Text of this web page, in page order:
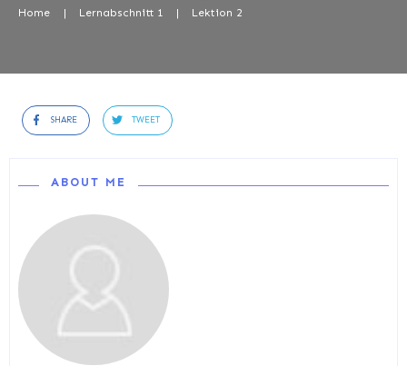
Home | Lernabschnitt 1 | Lektion 2
SHARE TWEET
ABOUT ME